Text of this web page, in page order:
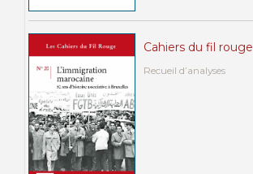
Cahiers du fil rouge
Recueil d’analyses